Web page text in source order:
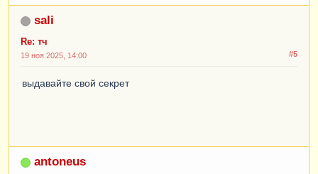
sali
Re: тч
#5
19 ноя 2025, 14:00
выдавайте свой секрет
antoneus